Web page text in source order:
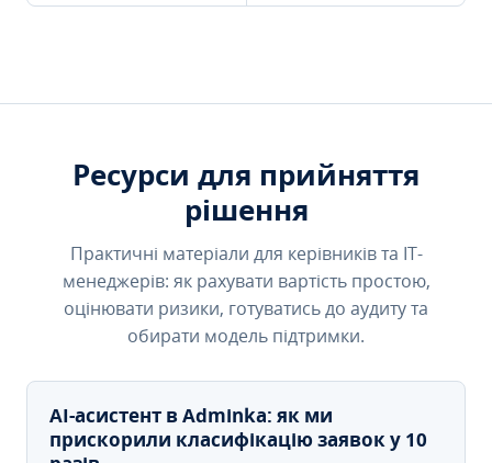
Ресурси для прийняття
рішення
Практичні матеріали для керівників та IT-
менеджерів: як рахувати вартість простою,
оцінювати ризики, готуватись до аудиту та
обирати модель підтримки.
AI-асистент в Adminka: як ми
прискорили класифікацію заявок у 10